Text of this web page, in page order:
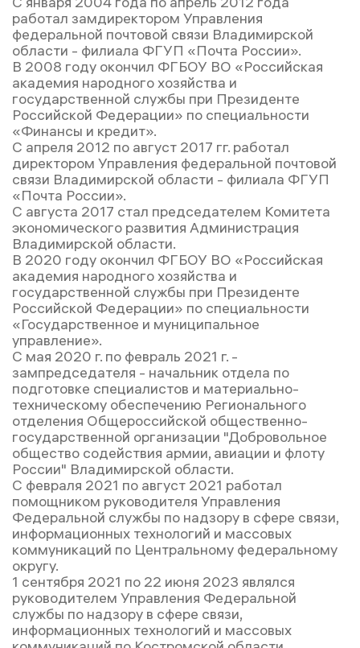
работал замдиректором Управления
федеральной почтовой связи Владимирской
области - филиала ФГУП «Почта России».
В 2008 году окончил ФГБОУ ВО «Российская
академия народного хозяйства и
государственной службы при Президенте
Российской Федерации» по специальности
«Финансы и кредит».
С апреля 2012 по август 2017 гг. работал
директором Управления федеральной почтовой
связи Владимирской области - филиала ФГУП
«Почта России».
С августа 2017 стал председателем Комитета
экономического развития Администрация
Владимирской области.
В 2020 году окончил ФГБОУ ВО «Российская
академия народного хозяйства и
государственной службы при Президенте
Российской Федерации» по специальности
«Государственное и муниципальное
управление».
С мая 2020 г. по февраль 2021 г. -
зампредседателя - начальник отдела по
подготовке специалистов и материально-
техническому обеспечению Регионального
отделения Общероссийской общественно-
государственной организации "Добровольное
общество содействия армии, авиации и флоту
России" Владимирской области.
С февраля 2021 по август 2021 работал
помощником руководителя Управления
Федеральной службы по надзору в сфере связи,
информационных технологий и массовых
коммуникаций по Центральному федеральному
округу.
1 сентября 2021 по 22 июня 2023 являлся
руководителем Управления Федеральной
службы по надзору в сфере связи,
информационных технологий и массовых